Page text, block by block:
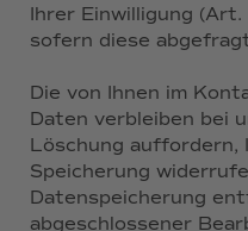
Ihrer Einwilligung (Art.
sofern diese
Die von Ihnen im
Daten verbleiben bei
Löschung auffordern,
Speicherung
Datenspeicherung
abgeschlossener